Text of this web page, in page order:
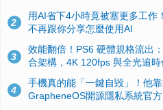
2
用AI省下4小時竟被塞更多工作
不再跟你分享怎麼使用AI
3
效能翻倍！PS6 硬體規格流出
合架構，4K 120fps 與全光追
4
手機真的能「一鍵自毀」！他
GrapheneOS開源隱私系統官